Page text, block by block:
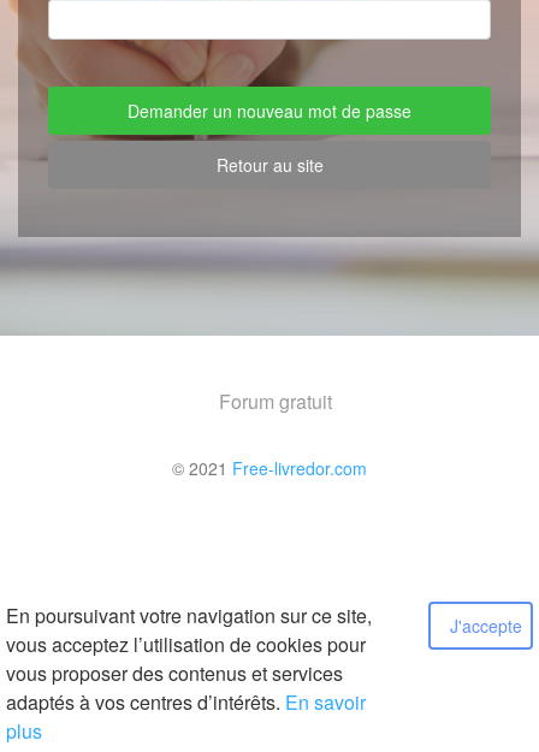
En poursuivant votre navigation sur ce site,
vous acceptez l’utilisation de cookies pour
vous proposer des contenus et services
adaptés à vos centres d’intérêts. En savoir
plus
J'accepte
Retour au site
Forum gratuit
© 2021 Free-livredor.com